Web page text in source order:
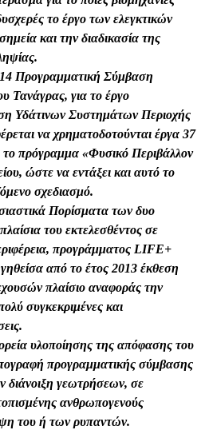
το έργο των ελεγκτικών
και την διαδικασία της
Προγραμματική Σύμβαση
για το έργο
Υδάτινων Συστημάτων Περιοχής
να χρηματοδοτούνται έργα 37
πρόγραμμα «Φυσικό Περιβάλλον
ώστε να εντάξει και αυτό το
σχεδιασμό.
Πορίσματα των δυο
του εκτελεσθέντος σε
προγράμματος LIFE+
από το έτος 2013 έκθεση
πλαίσιο αναφοράς την
συγκεκριμένες και
υλοποίησης της απόφασης του
προγραμματικής σύμβασης
γεωτρήσεων, σε
ανθρωπογενούς
του ή των ρυπαντών.